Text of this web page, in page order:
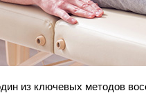
из ключевых методов